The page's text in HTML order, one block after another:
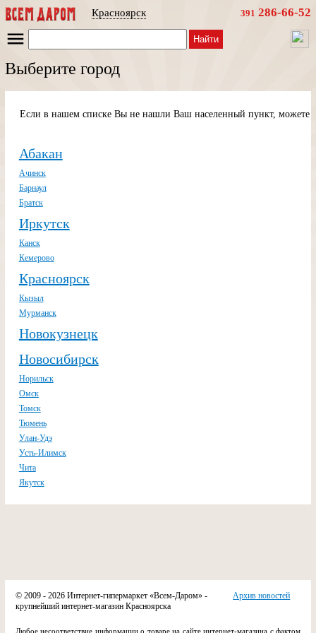
Красноярск 391 286-66-52
Найти
Выберите город
Если в нашем списке Вы не нашли Ваш населенный пункт, можете
Абакан
Ачинск
Барнаул
Братск
Иркутск
Канск
Кемерово
Красноярск
Кызыл
Мурманск
Новокузнецк
Новосибирск
Норильск
Омск
Томск
Тюмень
Улан-Удэ
Усть-Илимск
Чита
Якутск
Архив новостей
© 2009 - 2026 Интернет-гипермаркет «Всем-Даром» -
крупнейший интернет-магазин Красноярска
Любое несоответствие информации о товаре на сайте интернет-магазина с фактом